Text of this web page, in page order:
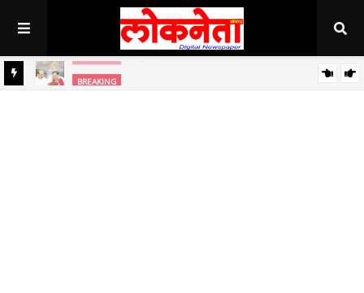
अहिल्यानगर राज्यात सर्वाधिक थंड..!
BREAKING